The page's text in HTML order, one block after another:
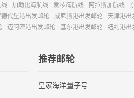
加勒比海航线 爱琴海航线 阿拉斯加航线
德代堡港出发邮轮 威尼斯港出发邮轮
天津港出
迈阿密港出发邮轮 基尔港出发邮轮 纽约港出
推荐邮轮
皇家海洋量子号